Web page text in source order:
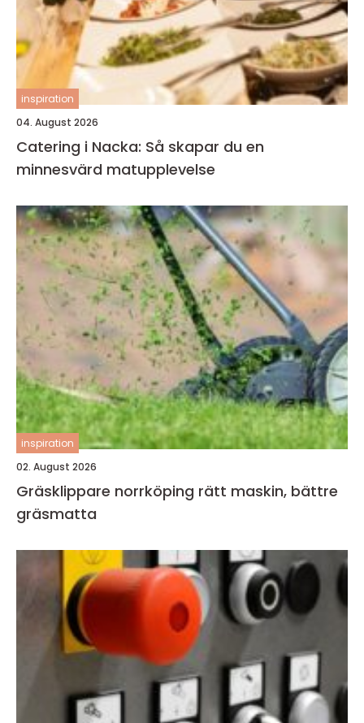
inspiration
04. August 2026
Catering i Nacka: Så skapar du en
minnesvärd matupplevelse
inspiration
02. August 2026
Gräsklippare norrköping rätt maskin, bättre
gräsmatta